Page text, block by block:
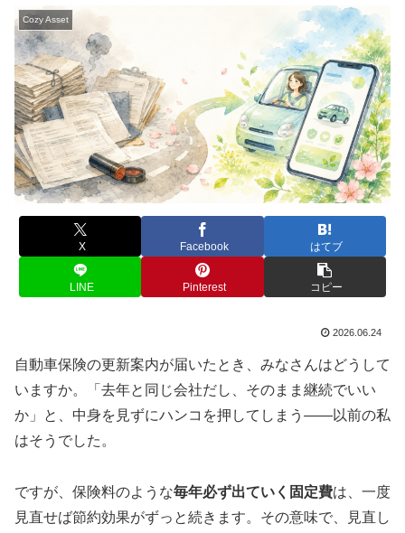
Cozy Asset
X Facebook はてブ
LINE Pinterest コピー
2026.06.24
自動車保険の更新案内が届いたとき、みなさんはどうして
いますか。「去年と同じ会社だし、そのまま継続でいい
か」と、中身を見ずにハンコを押してしまう——以前の私
はそうでした。
ですが、保険料のような毎年必ず出ていく固定費は、一度
見直せば節約効果がずっと続きます。その意味で、見直し